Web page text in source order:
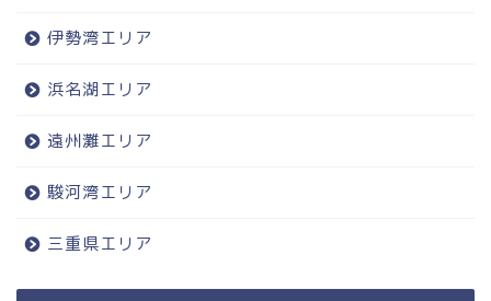
伊勢湾エリア
浜名湖エリア
遠州灘エリア
駿河湾エリア
三重県エリア